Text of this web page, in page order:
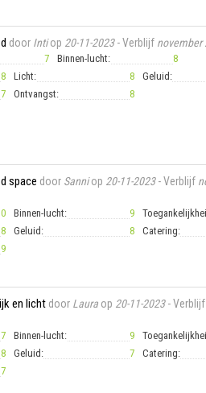
door Intiop 20-11-2023- Verblijf november
7 Binnen-lucht:
8
8 Licht: 8 Geluid:
7 Ontvangst: 8
space door Sanniop 20-11-2023- Verblijf
Binnen-lucht: 9
8 Geluid: 8 Catering:
9
en licht door Laura op 20-11-2023- Verblijf
7 Binnen-lucht: 9
8 Geluid: 7 Catering:
7